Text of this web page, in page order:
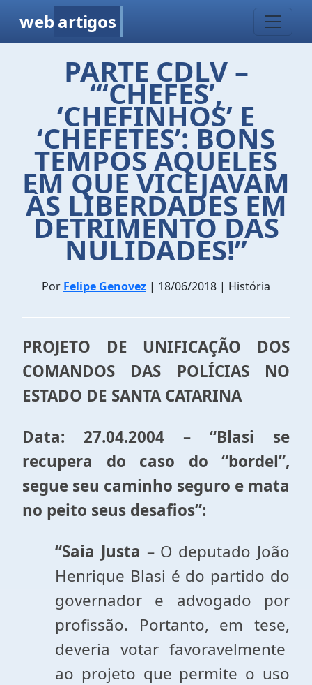
web artigos
PARTE CDLV –
‘‘‘CHEFES’,
‘CHEFINHOS’ E
‘CHEFETES’: BONS
TEMPOS AQUELES
EM QUE VICEJAVAM
ÀS LIBERDADES EM
DETRIMENTO DAS
NULIDADES!”
Por Felipe Genovez | 18/06/2018 | História
PROJETO DE UNIFICAÇÃO DOS
COMANDOS DAS POLÍCIAS NO
ESTADO DE SANTA CATARINA
Data: 27.04.2004 – “Blasi se
recupera do caso do “bordel”,
segue seu caminho seguro e mata
no peito seus desafios”:
“Saia Justa – O deputado João
Henrique Blasi é do partido do
governador e advogado por
profissão. Portanto, em tese,
deveria votar favoravelmente
ao projeto que permite o uso